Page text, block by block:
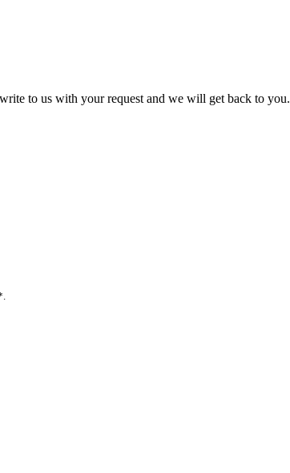
to us with your request and we will get back to you.